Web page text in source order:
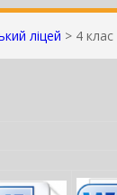
ліцей > 4 клас